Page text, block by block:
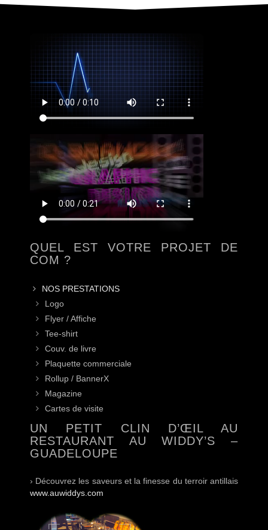
QUEL EST VOTRE PROJET DE
COM ?
NOS PRESTATIONS
Logo
Flyer / Affiche
Tee-shirt
Couv. de livre
Plaquette commerciale
Rollup / BannerX
Magazine
Cartes de visite
UN PETIT CLIN D’ŒIL AU
RESTAURANT AU WIDDY’S –
GUADELOUPE
› Découvrez les saveurs et la finesse du terroir antillais
www.auwiddys.com